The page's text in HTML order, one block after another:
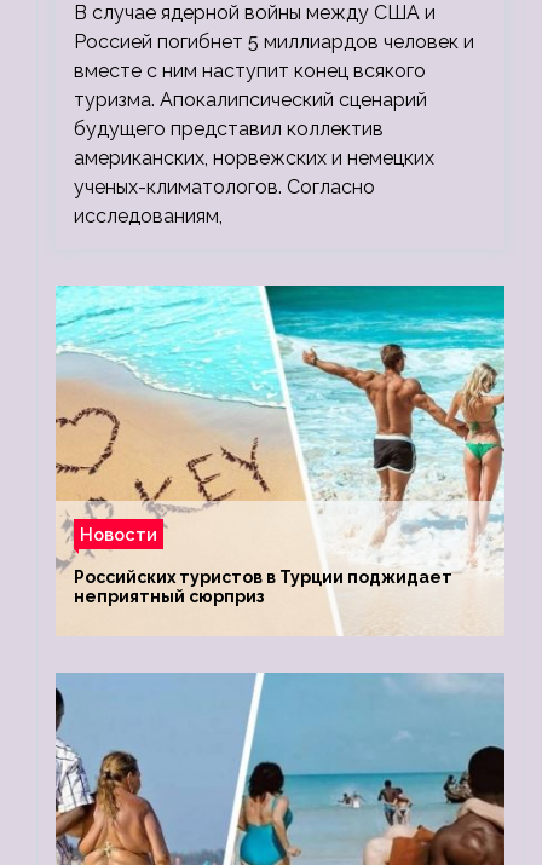
людей
В случае ядерной войны между США и
Россией погибнет 5 миллиардов человек и
вместе с ним наступит конец всякого
туризма. Апокалипсический сценарий
будущего представил коллектив
американских, норвежских и немецких
ученых-климатологов. Согласно
исследованиям,
Новости
Российских туристов в Турции поджидает
неприятный сюрприз